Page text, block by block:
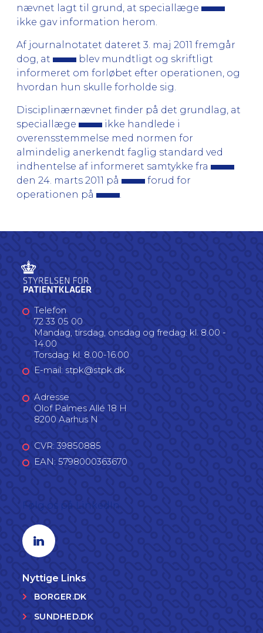
nævnet lagt til grund, at speciallæge
ikke gav information herom.
Af journalnotatet dateret 3. maj 2011 fremgår
dog, at
blev mundtligt og skriftligt
informeret om forløbet efter operationen, og
hvordan hun skul­le for­hol­de sig.
Disciplinærnævnet finder på det grundlag, at
speciallæge
ikke handlede i
overensstemmelse med normen for
almindelig anerkendt faglig standard ved
indhentelse af informeret samtykke fra
den 24. marts 2011 på
forud for
operationen på
Telefon
72 33 05 00
Mandag, tirsdag, onsdag og fredag: kl. 8.00 -
14.00
Torsdag: kl. 8.00-16.00
E-mail: stpk@stpk.dk
Adresse
Olof Palmes Allé 18 H
8200 Aarhus N
CVR: 39850885
EAN: 5798000363670
Linkedin profil
Nyttige Links
BORGER.DK
SUNDHED.DK